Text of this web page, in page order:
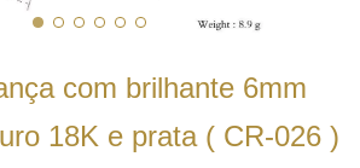
com brilhante 6mm
18K e prata ( CR-026 )